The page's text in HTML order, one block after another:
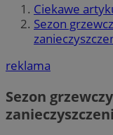
Ciekawe
Sezon
reklama
Sezon